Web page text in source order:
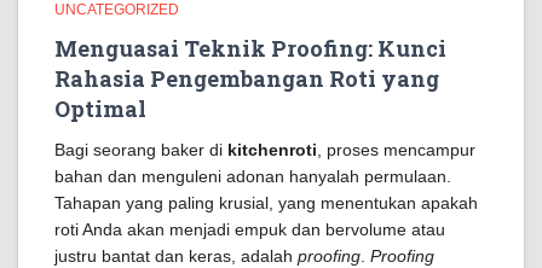
UNCATEGORIZED
Menguasai Teknik Proofing: Kunci
Rahasia Pengembangan Roti yang
Optimal
Bagi seorang baker di kitchenroti , proses mencampur
bahan dan menguleni adonan hanyalah permulaan.
Tahapan yang paling krusial, yang menentukan apakah
roti Anda akan menjadi empuk dan bervolume atau
justru bantat dan keras, adalah proofing Proofing